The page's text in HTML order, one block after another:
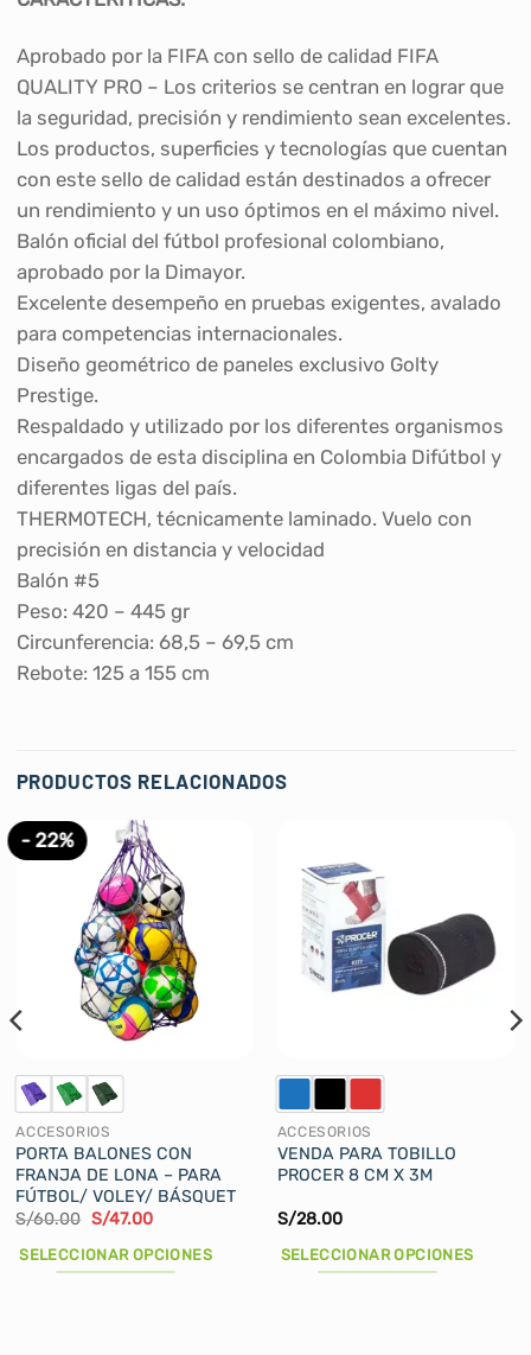
Aprobado por la FIFA con sello de calidad FIFA
QUALITY PRO – Los criterios se centran en lograr que
la seguridad, precisión y rendimiento sean excelentes.
Los productos, superficies y tecnologías que cuentan
con este sello de calidad están destinados a ofrecer
un rendimiento y un uso óptimos en el máximo nivel.
Balón oficial del fútbol profesional colombiano,
aprobado por la Dimayor.
Excelente desempeño en pruebas exigentes, avalado
para competencias internacionales.
Diseño geométrico de paneles exclusivo Golty
Prestige.
Respaldado y utilizado por los diferentes organismos
encargados de esta disciplina en Colombia Difútbol y
diferentes ligas del país.
THERMOTECH, técnicamente laminado. Vuelo con
precisión en distancia y velocidad
Balón #5
Peso: 420 – 445 gr
Circunferencia: 68,5 – 69,5 cm
Rebote: 125 a 155 cm
PRODUCTOS RELACIONADOS
- 22%
ACCESORIOS
PORTA BALONES CON
FRANJA DE LONA – PARA
FÚTBOL/ VOLEY/ BÁSQUET
S/60.00 El
original
era:
S/47.00El
actual
es:
SELECCIONAR OPCIONES
ACCESORIOS
VENDA PARA TOBILLO
PROCER 8 CM X 3M
S/28.00
SELECCIONAR OPCIONES